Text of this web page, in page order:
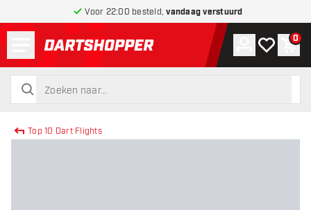
Voor 22:00 besteld,vandaag verstuurd
terug naar home pagina
zoeken
zoeken
Account
Mijn 0
Top 10 Dart Flights